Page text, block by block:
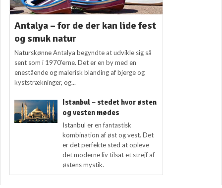
Antalya – for de der kan lide fest
og smuk natur
Naturskønne Antalya begyndte at udvikle sig så
sent som i 1970’erne. Det er en by med en
enestående og malerisk blanding af bjerge og
kyststrækninger, og...
Istanbul – stedet hvor østen
og vesten mødes
Istanbul er en fantastisk
kombination af øst og vest. Det
er det perfekte sted at opleve
det moderne liv tilsat et strejf af
østens mystik.